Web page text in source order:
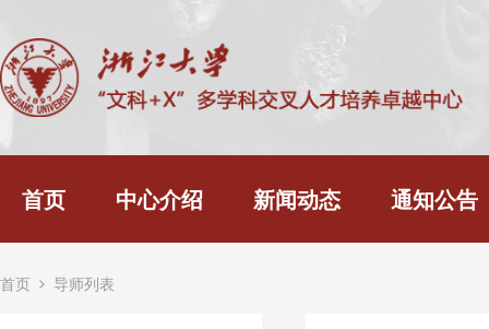
首页 中心介绍 新闻动态 通知公告
首页 导师列表